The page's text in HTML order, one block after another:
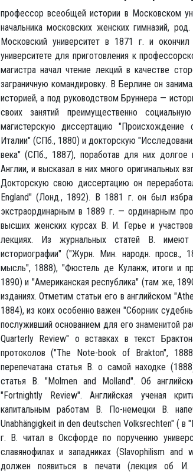
профессор всеобщей истории в Московском
начальника московских женских гимназий,
Московский университет в 1871 г. и
университете для приготовления к
магистра начал чтение лекций в качестве
заграничную командировку. В Берлине он
историей, а под руководством Бруннера —
своих занятий преимущественно
магистерскую диссертацию "Происхождение
Италии" (СПб., 1880) и докторскую
века" (СПб., 1887), поработав для них долгое
Англии, и высказал в них много оригинальных
Докторскую свою диссертацию он
England" (Лонд., 1892). В 1881 г. он был
экстраординарным в 1889 г. — ординарным
высших женских курсах В. И. Герье и
лекциях. Из журнальных статей В. имеют
историографии" ("Журн. Мин. народн. просв.,
мысль", 1888), "Фюстель де Куланж, итоги и
1890) и "Американская республика" (там же,
изданиях. Отметим статьи его в английском
1884), из коих особенно важен "Сборник
послуживший основанием для его знаменитой
Quarterly Review" о вставках в текст
протоколов ("The Note-book of Brakton",
перепечатана статья В. о самой находке
статья В. "Molmen and Molland". Об
"Fortnightly Review". Английская ученая
капитальным работам В. По-немецки В.
Unabhängigkeit in den deutschen Volksrechten" ( в
г. В. читал в Оксфорде по поручению
славянофилах и западниках (Slavophilism
должен появиться в печати (лекция об